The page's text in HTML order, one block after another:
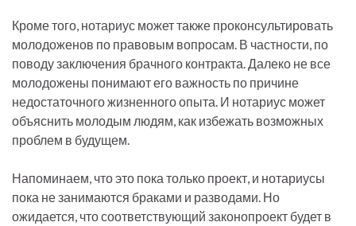
Кроме того, нотариус может также проконсультировать
молодоженов по правовым вопросам. В частности, по
поводу заключения брачного контракта. Далеко не все
молодожены понимают его важность по причине
недостаточного жизненного опыта. И нотариус может
объяснить молодым людям, как избежать возможных
проблем в будущем.
Напоминаем, что это пока только проект, и нотариусы
пока не занимаются браками и разводами. Но
ожидается, что соответствующий законопроект будет в